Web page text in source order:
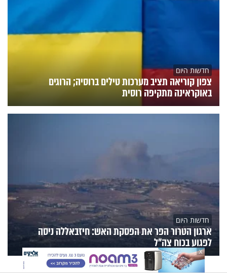
חדשות היום
צפון קוריאה תציב מערכות טילים ברוסיה; הרוגים
באוקראינה מתקיפה רוסית
חדשות היום
ארגון הטרור הפר את הפסקת האש: חיזבאללה ניסה
לפגוע בכוח צה"ל
הנצפיםפעילות הידברותתוכניות הערוץ
X